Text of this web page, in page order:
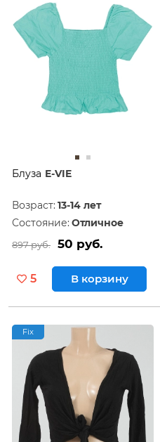
Блуза E-VIE
Возраст: 13-14 лет
Состояние: Отличное
897 руб. 50 руб.
5 В корзину
Fix